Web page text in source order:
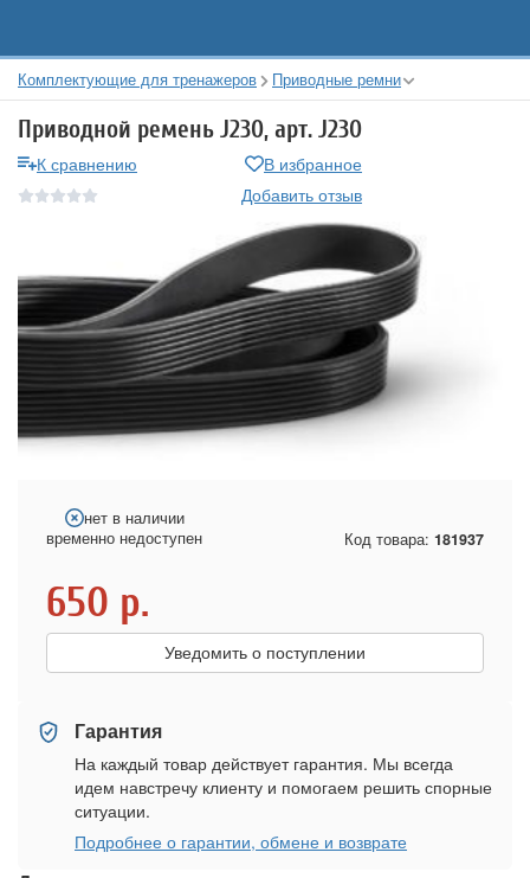
Комплектующие для тренажеров Приводные ремни
Приводной ремень J230, арт. J230
К сравнению
В избранное
Добавить отзыв
нет в наличии
временно недоступен
Код товара: 181937
650 р.
Уведомить о поступлении
Гарантия
На каждый товар действует гарантия. Мы всегда
идем навстречу клиенту и помогаем решить спорные
ситуации.
Подробнее о гарантии, обмене и возврате